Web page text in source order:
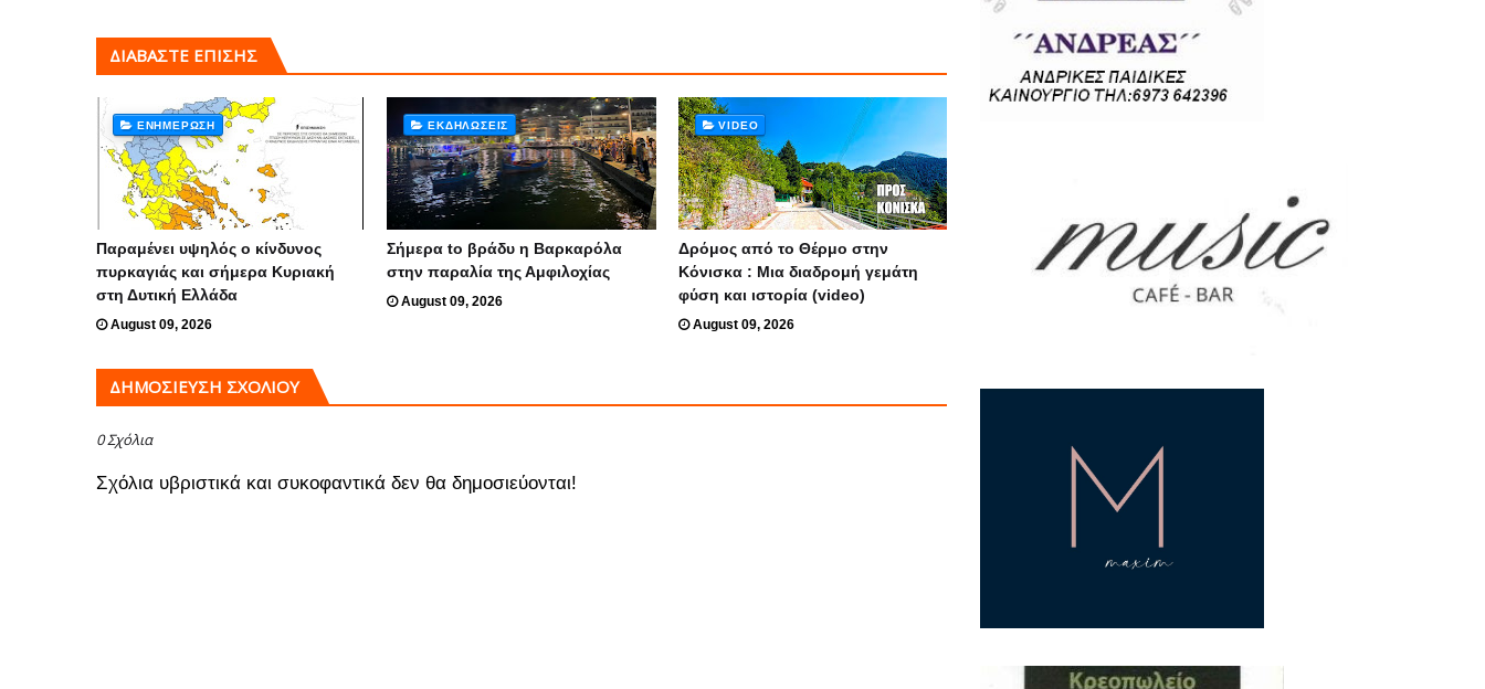
ΔΙΑΒΑΣΤΕ ΕΠΙΣΗΣ
ΕΝΗΜΈΡΩΣΗ
Παραμένει υψηλός ο κίνδυνος
πυρκαγιάς και σήμερα Κυριακή
στη Δυτική Ελλάδα
August 09, 2026
ΕΚΔΗΛΏΣΕΙΣ
Σήμερα to βράδυ η Βαρκαρόλα
στην παραλία της Αμφιλοχίας
August 09, 2026
VIDEO
Δρόμος από το Θέρμο στην
Κόνισκα : Μια διαδρομή γεμάτη
φύση και ιστορία (video)
August 09, 2026
ΔΗΜΟΣΊΕΥΣΗ ΣΧΟΛΊΟΥ
0 Σχόλια
Σχόλια υβριστικά και συκοφαντικά δεν θα δημοσιεύονται!